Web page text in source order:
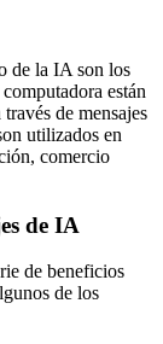
de la IA son los
están
de mensajes
utilizados en
comercio
de IA
de beneficios
de los